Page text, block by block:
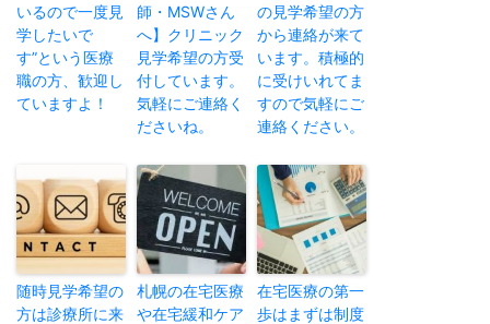
いるので一度見
学したいで
す”という医療
職の方、歓迎し
ていますよ！
師・MSWさん
へ】クリニック
見学希望の方受
付しています。
気軽にご連絡く
ださいね。
の見学希望の方
から連絡が来て
います。積極的
に受けいれてま
すので気軽にご
連絡ください。
随時見学希望の
方は診療所に来
札幌の在宅医療
や在宅緩和ケア
在宅医療の第一
歩はまずは制度